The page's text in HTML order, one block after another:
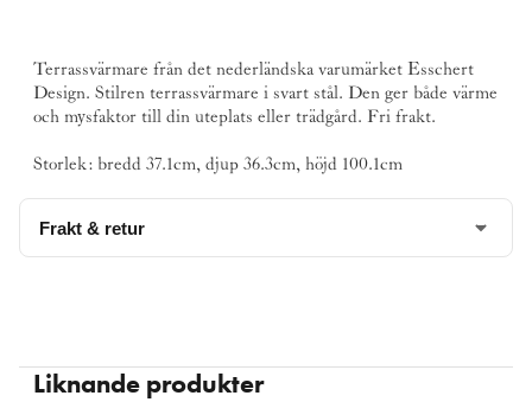
Terrassvärmare från det nederländska varumärketEsschert
Design. Stilren terrassvärmare i svart stål. Den ger både värme
och mysfaktor till din uteplats eller trädgård. Fri frakt.
Storlek: bredd 37.1cm, djup 36.3cm, höjd 100.1cm
Frakt & retur
Liknande produkter